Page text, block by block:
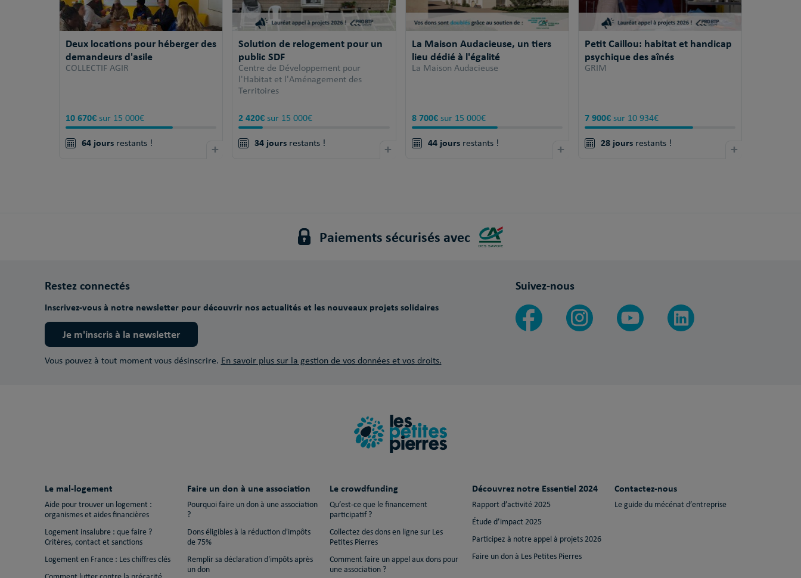
Deux locations pour héberger des
demandeurs d'asile
COLLECTIF AGIR
10 670€ sur 15 000€
64 jours restants ! +
Solution de relogement pour un
public SDF
Centre de Développement pour
l'Habitat et l'Aménagement des
Territoires
2 420€ sur 15 000€
34 jours restants ! +
La Maison Audacieuse, un tiers
lieu dédié à l'égalité
La Maison Audacieuse
8 700€sur 15 000€
44 joursrestants ! +
Petit Caillou: habitat et handicap
psychique des aînés
GRIM
7 900€sur 10 934€
28 joursrestants ! +
Paiements sécurisés avec
Restez connectés
Inscrivez-vous à notre newsletter pour découvrir nos actualités et les nouveaux projets solidaires
Je m'inscris à la newsletter
Vous pouvez à tout moment vous désinscrire. En savoir plus sur la gestion de vos données et vos droits.
Suivez-nous
Le mal-logement
Aide pour trouver un logement :
organismes et aides financières
Logement insalubre : que faire ?
Critères, contact et sanctions
Logement en France : Les chiffres clés
Faire un don à une association
Pourquoi faire un don à une association
?
Dons éligibles à la réduction d'impôts
de 75%
Remplir sa déclaration d'impôts après
un don
Le crowdfunding
Qu’est-ce que le financement
participatif ?
Collectez des dons en ligne sur Les
Petites Pierres
Comment faire un appel aux dons pour
une association ?
Découvrez notre Essentiel 2024
Rapport d’activité 2025
Étude d’impact 2025
Participez à notre appel à projets 2026
Faire un don à Les Petites Pierres
Contactez-nous
Le guide du mécénat d’entreprise